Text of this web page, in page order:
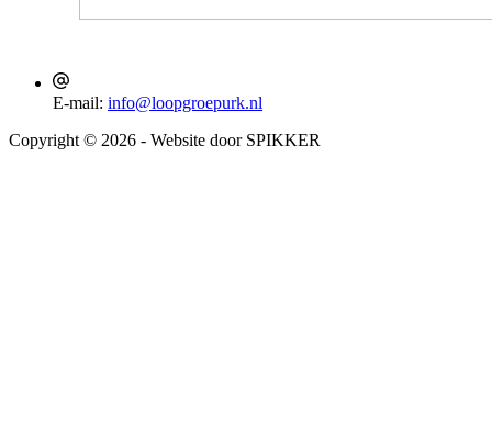
E-mail: info@loopgroepurk.nl
Copyright © 2026 - Website door SPIKKER